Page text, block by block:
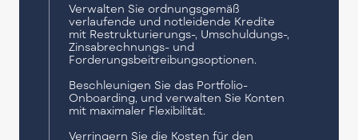
Verwalten Sie ordnungsgemäß
verlaufende und notleidende Kredite
mit Restrukturierungs-, Umschuldungs-,
Zinsabrechnungs- und
Forderungsbeitreibungsoptionen.
Beschleunigen Sie das Portfolio-
Onboarding, und verwalten Sie Konten
mit maximaler Flexibilität.
Verringern Sie die Kosten für den